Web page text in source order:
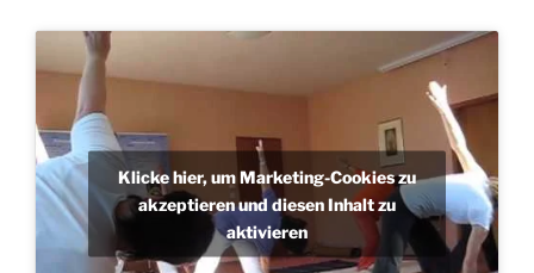
Klicke hier, um Marketing-Cookies zu
akzeptieren und diesen Inhalt zu
aktivieren